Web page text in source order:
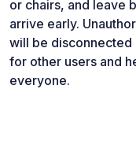
or chairs, and leave
arrive early.
will be disconnected
for other users and
everyone.